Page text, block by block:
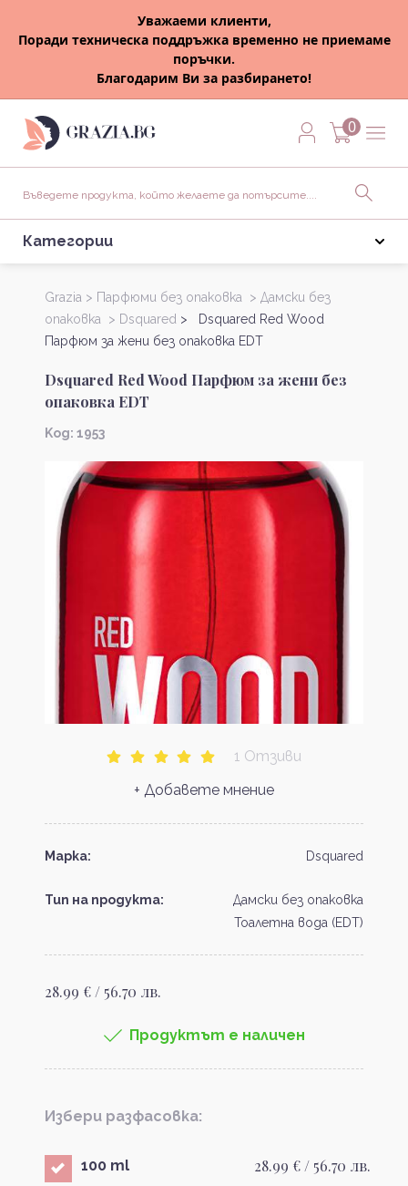
Уважаеми клиенти,
Поради техническа поддръжка временно не приемаме
поръчки.
Благодарим Ви за разбирането!
0
Категории
Grazia > Парфюми без опаковка > Дамски без
опаковка > Dsquared > Dsquared Red Wood
Парфюм за жени без опаковка EDT
Dsquared Red Wood Парфюм за жени без
опаковка EDT
Kод: 1953
1 Отзиви
+ Добавете мнение
Марка: Dsquared
Тип на продукта:
Дамски без опаковка
Тоалетна вода (EDT)
28.99 € / 56.70 лв.
Продуктът е наличен
Избери разфасовка:
100 ml 28.99 € / 56.70 лв.